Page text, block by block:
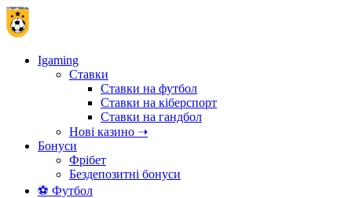
Igaming
Ставки
Ставки на футбол
Ставки на кіберспорт
Ставки на гандбол
Нові казино ➝
Бонуси
Фрібет
Бездепозитні бонуси
⚽ Футбол